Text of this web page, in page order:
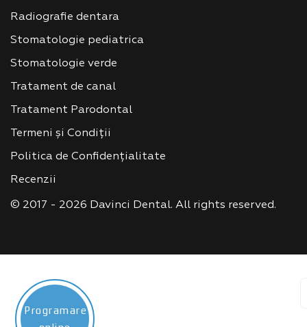
Radiografie dentara
Stomatologie pediatrica
Stomatologie verde
Tratament de canal
Tratament Parodontal
Termeni și Condiții
Politica de Confidențialitate
Recenzii
© 2017 - 2026 Davinci Dental. All rights reserved.
Programare